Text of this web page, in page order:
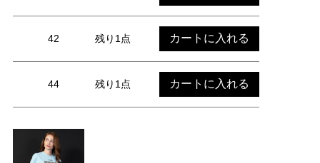
42 残り1点 カートに入れる
44 残り1点 カートに入れる